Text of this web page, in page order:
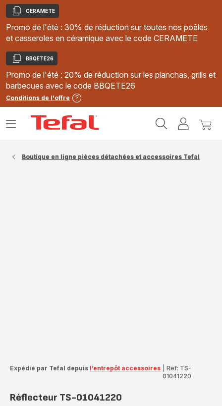
Copier
CERAMETE
Promo de l'été : 30% de réduction sur toutes nos poêles
et casseroles en céramique avec le code CERAMETE
Copier
BBQETE26
Promo de l'été : 20% de réduction sur les planchas, grills et
barbecues avec le code BBQETE26
Conditions de l'offre
MonMon
Ouvrir
Boutique en ligne pièces détachées et accessoires Tefal
Expédié par Tefal depuis l’entrepôt accessoires
Ref: TS-
01041220
Réflecteur TS-01041220